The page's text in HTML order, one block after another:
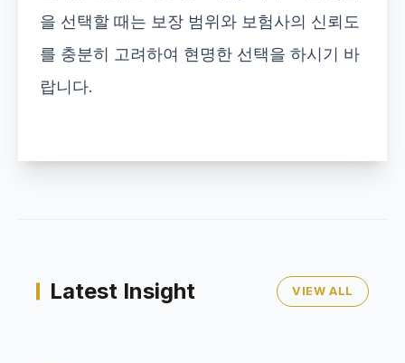
을 선택할 때는 보장 범위와 보험사의 신뢰도
를 충분히 고려하여 현명한 선택을 하시기 바
랍니다.
Latest Insight VIEW ALL